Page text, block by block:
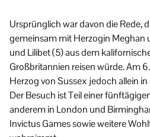
Ursprünglich war davon die Rede,
gemeinsam mit Herzogin Meghan
und Lilibet (5) aus dem
Großbritannien reisen würde. Am
Herzog von Sussex jedoch allein
Der Besuch ist Teil einer
anderem in London und
Invictus Games sowie weitere